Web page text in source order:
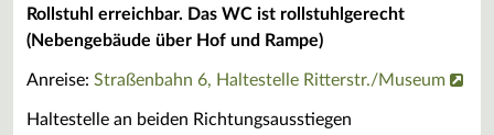
Rollstuhl erreichbar. Das WC ist rollstuhlgerecht
(Nebengebäude über Hof und Rampe)
Anreise: Straßenbahn 6, Haltestelle Ritterstr./Museum
Haltestelle an beiden Richtungsausstiegen